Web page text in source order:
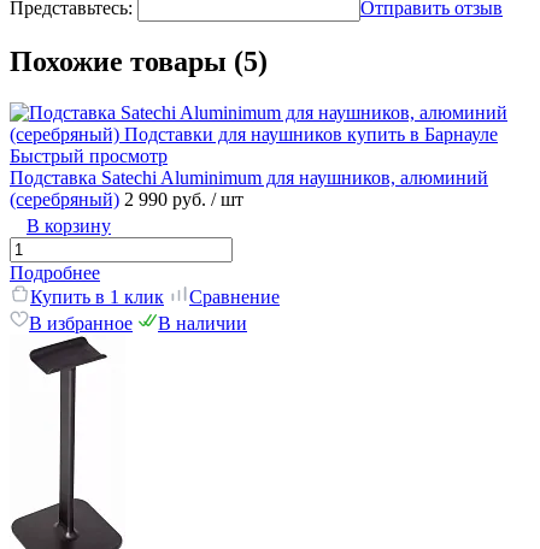
Представьтесь: Отправить отзыв
Похожие товары (5)
Быстрый просмотр
Подставка Satechi Aluminimum для наушников, алюминий
(серебряный) 2 990 руб. / шт
В корзину
Подробнее
Купить в 1 клик
Сравнение
В избранное
В наличии